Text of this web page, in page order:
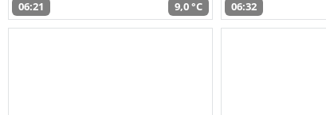
06:21 9,0 °C 06:32